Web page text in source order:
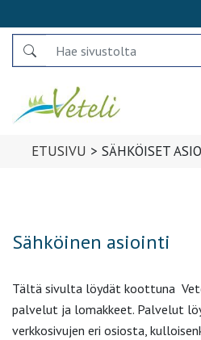
Search
ETUSIVU > SÄHKÖISET
Sähköinen asiointi
Tältä sivulta löydät koottuna
palvelut ja lomakkeet. Palvelut
verkkosivujen eri osiosta,